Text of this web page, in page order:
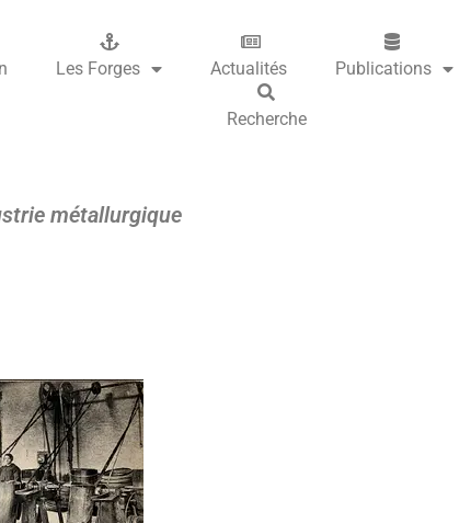
Les Forges Actualités Publications
Recherche
métallurgique